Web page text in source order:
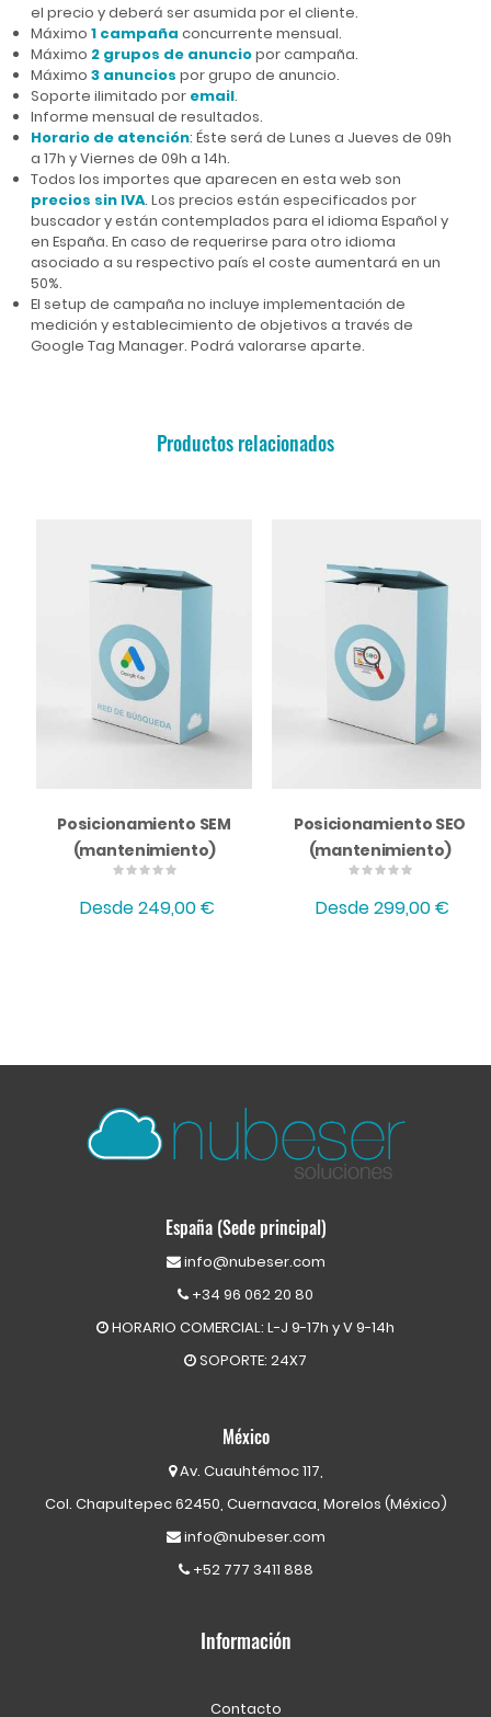
el precio y deberá ser asumida por el cliente.
Máximo 1 campaña concurrente mensual.
Máximo 2 grupos de anunciopor campaña.
Máximo 3 anuncios por grupo de anuncio.
Soporte ilimitado por email.
Informe mensual de resultados.
Horario de atención: Éste será de Lunes a Jueves de 09h
a 17h y Viernes de 09h a 14h.
Todos los importes que aparecen en esta web son
precios sin IVA. Los precios están especificados por
buscador y están contemplados para el idioma Español y
en España. En caso de requerirse para otro idioma
asociado a su respectivo país el coste aumentará en un
50%.
El setup de campaña no incluye implementación de
medición y establecimiento de objetivos a través de
Google Tag Manager. Podrá valorarse aparte.
Productos relacionados
Posicionamiento SEM
(mantenimiento)
Desde249,00 €
Posicionamiento SEO
(mantenimiento)
Desde299,00 €
España (Sede principal)
info@nubeser.com
+34 96 062 20 80
HORARIO COMERCIAL: L-J 9-17h y V 9-14h
SOPORTE: 24X7
México
Av. Cuauhtémoc 117,
Col. Chapultepec 62450, Cuernavaca, Morelos (México)
info@nubeser.com
+52 777 3411 888
Información
Contacto